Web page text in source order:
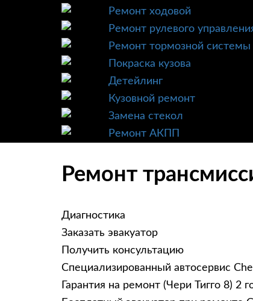
Ремонт ходовой
Ремонт рулевого
Ремонт тормозной системы
Покраска кузова
Детейлинг
Кузовной ремонт
Замена стекол
Ремонт АКПП
Ремонт
Диагностика
Заказать эвакуатор
Получить консультацию
Специализированный автосервис
Гарантия на ремонт (Чери Тигго 8) 2